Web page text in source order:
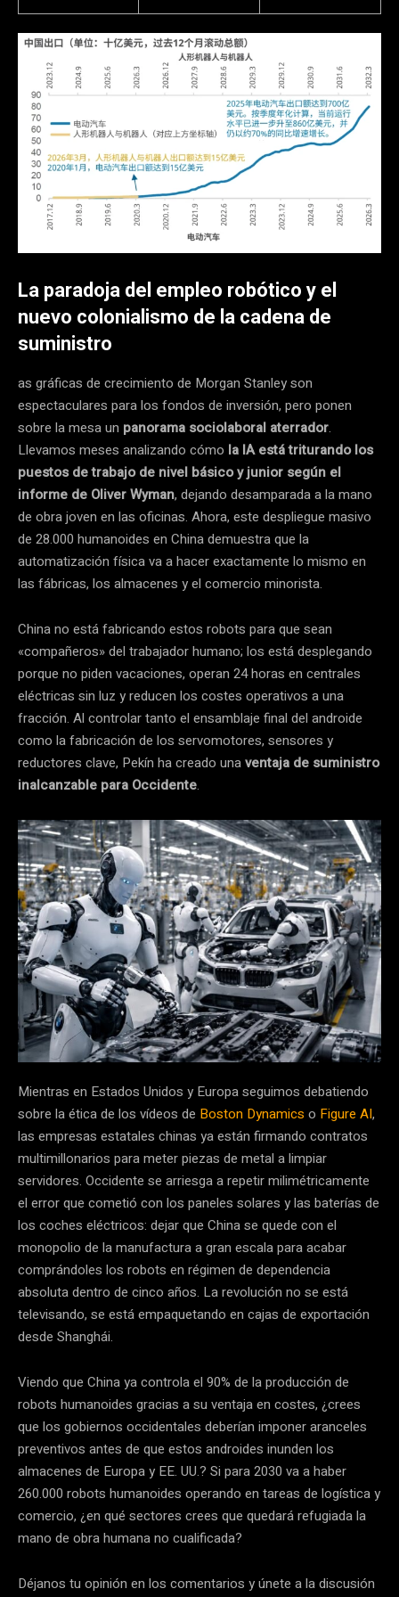
La paradoja del empleo robótico y el
nuevo colonialismo de la cadena de
suministro
as gráficas de crecimiento de Morgan Stanley son
espectaculares para los fondos de inversión, pero ponen
sobre la mesa un panorama sociolaboral aterrador.
Llevamos meses analizando cómo la IA está triturando los
puestos de trabajo de nivel básico y junior según el
informe de Oliver Wyman, dejando desamparada a la mano
de obra joven en las oficinas. Ahora, este despliegue masivo
de 28.000 humanoides en China demuestra que la
automatización física va a hacer exactamente lo mismo en
las fábricas, los almacenes y el comercio minorista.
China no está fabricando estos robots para que sean
«compañeros» del trabajador humano; los está desplegando
porque no piden vacaciones, operan 24 horas en centrales
eléctricas sin luz y reducen los costes operativos a una
fracción. Al controlar tanto el ensamblaje final del androide
como la fabricación de los servomotores, sensores y
reductores clave, Pekín ha creado unaventaja de suministro
inalcanzable para Occidente.
Mientras en Estados Unidos y Europa seguimos debatiendo
sobre la ética de los vídeos de Boston Dynamics o Figure AI,
las empresas estatales chinas ya están firmando contratos
multimillonarios para meter piezas de metal a limpiar
servidores. Occidente se arriesga a repetir milimétricamente
el error que cometió con los paneles solares y las baterías de
los coches eléctricos: dejar que China se quede con el
monopolio de la manufactura a gran escala para acabar
comprándoles los robots en régimen de dependencia
absoluta dentro de cinco años. La revolución no se está
televisando, se está empaquetando en cajas de exportación
desde Shanghái.
Viendo que China ya controla el 90% de la producción de
robots humanoides gracias a su ventaja en costes, ¿crees
que los gobiernos occidentales deberían imponer aranceles
preventivos antes de que estos androides inunden los
almacenes de Europa y EE. UU.? Si para 2030 va a haber
260.000 robots humanoides operando en tareas de logística y
comercio, ¿en qué sectores crees que quedará refugiada la
mano de obra humana no cualificada?
Déjanos tu opinión en los comentarios y únete a la discusión